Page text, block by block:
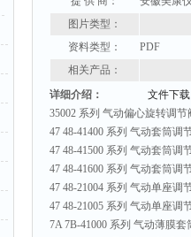
图片类型：
资料类型：
PDF
相关产品：
详细介绍：
文件下载
35002 系列 气动偏心旋转调节
47 48-41400 系列 气动套筒调
47 48-41500 系列 气动套筒调
47 48-41600 系列 气动套筒调
47 48-21004 系列 气动单座调
47 48-21005 系列 气动单座调
7A 7B-41000 系列 气动薄膜套